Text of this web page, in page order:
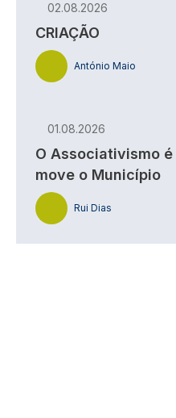
02.08.2026
CRIAÇÃO
António Maio
01.08.2026
O Associativismo
move o Município
Rui Dias